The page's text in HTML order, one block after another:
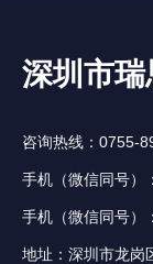
深圳市瑞
咨询热线：0755-
手机（微信同号）
手机（微信同号）
地址：深圳市龙岗